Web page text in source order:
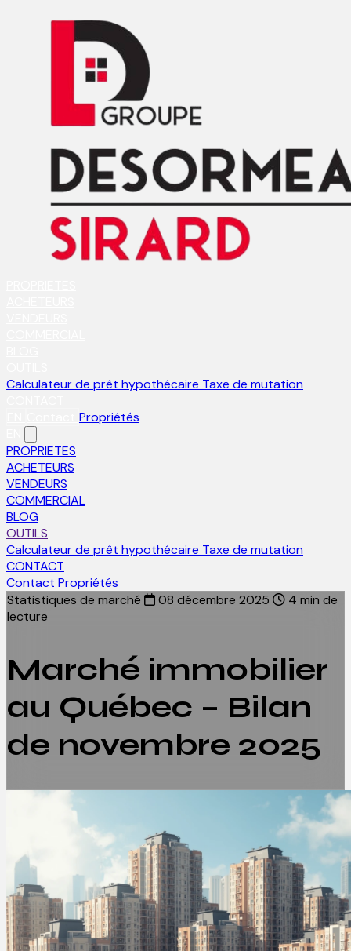
Calculateur de prêt hypothécaire Taxe de mutation
Propriétés
PROPRIETES
ACHETEURS
VENDEURS
COMMERCIAL
BLOG
OUTILS
Calculateur de prêt hypothécaire Taxe de mutation
CONTACT
Contact Propriétés
Statistiques de marché
08 décembre 2025
4 min de
lecture
Marché immobilier
au Québec – Bilan
de novembre 2025